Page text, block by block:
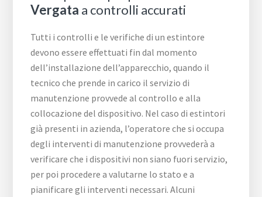
Vergata a controlli accurati
Tutti i controlli e le verifiche di un estintore
devono essere effettuati fin dal momento
dell’installazione dell’apparecchio, quando il
tecnico che prende in carico il servizio di
manutenzione provvede al controllo e alla
collocazione del dispositivo. Nel caso di estintori
già presenti in azienda, l’operatore che si occupa
degli interventi di manutenzione provvederà a
verificare che i dispositivi non siano fuori servizio,
per poi procedere a valutarne lo stato e a
pianificare gli interventi necessari. Alcuni